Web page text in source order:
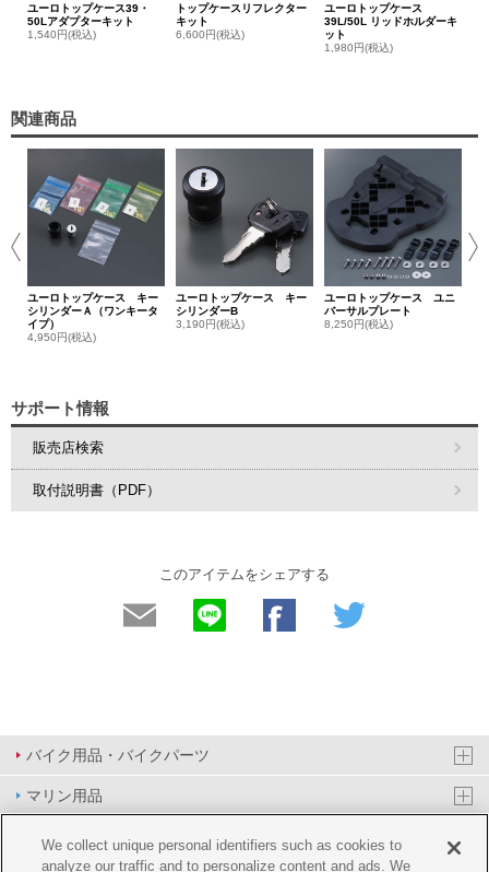
ユーロトップケース39・
50Lアダプターキット
1,540円(税込)
トップケースリフレクター
キット
6,600円(税込)
ユーロトップケース
39L/50L リッドホルダーキ
ット
1,980円(税込)
関連商品
ユーロトップケース キー
シリンダーＡ（ワンキータ
イプ）
4,950円(税込)
ユーロトップケース キー
シリンダーB
3,190円(税込)
ユーロトップケース ユニ
バーサルプレート
8,250円(税込)
サポート情報
販売店検索
取付説明書（PDF）
このアイテムをシェアする
バイク用品・バイクパーツ
マリン用品
PAS/YPJ用品
We collect unique personal identifiers such as cookies to
analyze our traffic and to personalize content and ads. We